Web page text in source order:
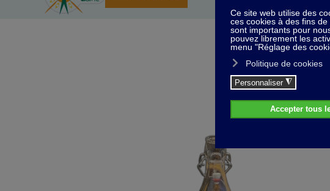
Home Matériel